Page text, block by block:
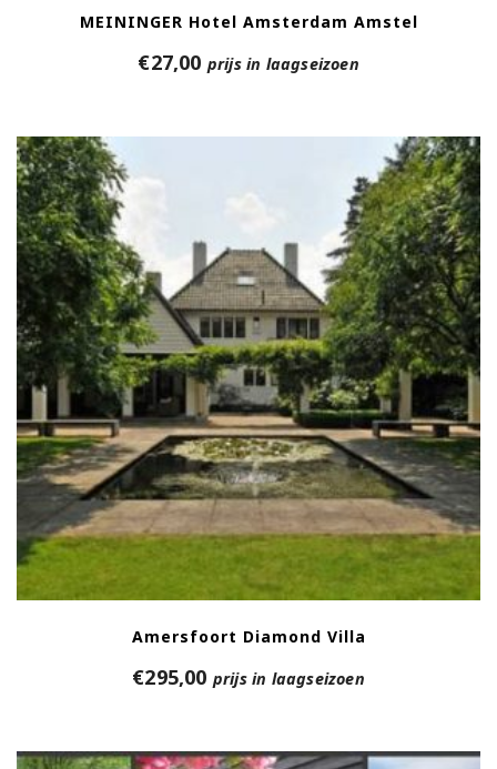
MEININGER Hotel Amsterdam Amstel
€27,00 prijs in laagseizoen
Amersfoort Diamond Villa
€295,00 prijs in laagseizoen